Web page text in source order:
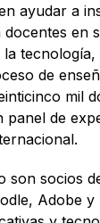
ayudar a
docentes en
la
de
mil
panel de
son socios
Adobe y